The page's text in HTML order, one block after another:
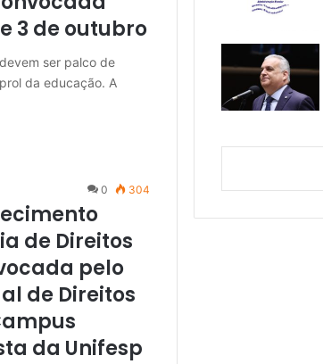
3 de outubro
ser palco de
da educação. A
0 304
de Direitos
pelo
de Direitos
da Unifesp